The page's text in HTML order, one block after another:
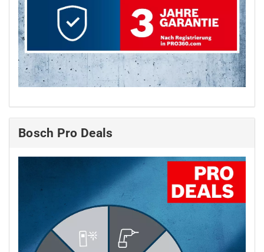
Bosch Pro Deals